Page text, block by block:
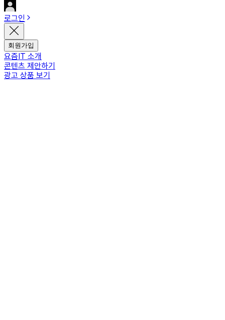
로그인
회원가입
요즘IT 소개
콘텐츠 제안하기
광고 상품 보기